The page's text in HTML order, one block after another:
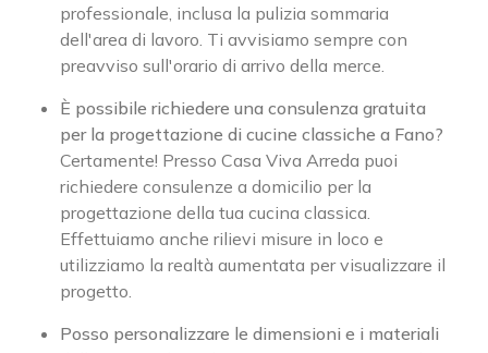
professionale, inclusa la pulizia sommaria
dell'area di lavoro. Ti avvisiamo sempre con
preavviso sull'orario di arrivo della merce.
È possibile richiedere una consulenza gratuita
per la progettazione di cucine classiche a Fano?
Certamente! Presso Casa Viva Arreda puoi
richiedere consulenze a domicilio per la
progettazione della tua cucina classica.
Effettuiamo anche rilievi misure in loco e
utilizziamo la realtà aumentata per visualizzare il
progetto.
Posso personalizzare le dimensioni e i materiali